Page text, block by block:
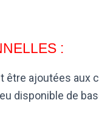
:
ajoutées aux
disponible de